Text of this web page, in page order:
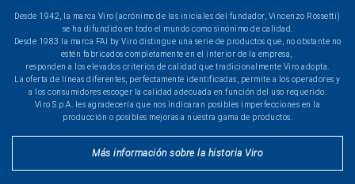
Desde 1942, la marca Viro (acrónimo de las iniciales del fundador, Vincenzo Rossetti)
se ha difundido en todo el mundo como sinónimo de calidad.
Desde 1983 la marca FAI by Viro distingue una serie de productos que, no obstante no
estén fabricados completamente en el interior de la empresa,
responden a los elevados criterios de calidad que tradicionalmente Viro adopta.
La oferta de líneas diferentes, perfectamente identificadas, permite a los operadores y
a los consumidores escoger la calidad adecuada en función del uso requerido.
Viro S.p.A. les agradecería que nos indicaran posibles imperfecciones en la
producción o posibles mejoras a nuestra gama de productos.
Más información sobre la historia Viro